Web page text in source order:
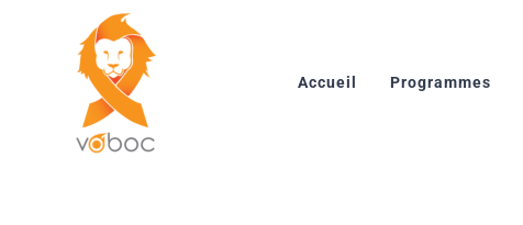
Accueil Programmes